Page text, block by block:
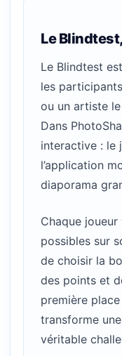
Le
Le Blindtest
les
ou un artiste
Dans
interactive : le
l’application
diaporama
Chaque
possibles sur
de choisir la
des points et
première
transforme
véritable